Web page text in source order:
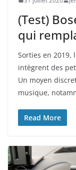
(Test)
qui
Sorties en 2019,
intègrent des
Un moyen
musique,
Read More